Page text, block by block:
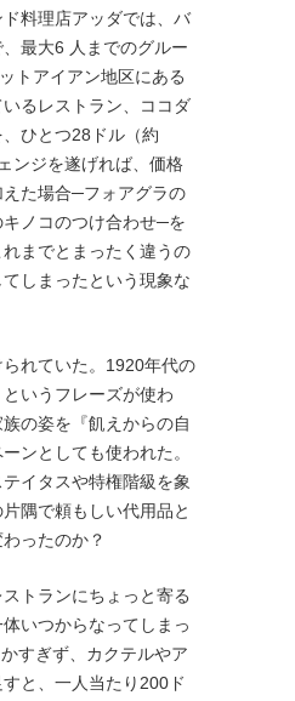
料理店アッダでは、バ
最大6 人までのグルー
トアイアン地区にある
るレストラン、ココダ
ひとつ28ドル（約
ンジを遂げれば、価格
た場合─フォアグラの
ノコのつけ合わせ─を
までとまったく違うの
しまったという現象な
れていた。1920年代の
いうフレーズが使わ
の姿を『飢えからの自
ンとしても使われた。
イタスや特権階級を象
隅で頼もしい代用品と
ったのか？
トランにちょっと寄る
いつからなってしまっ
すぎず、カクテルやア
と、一人当たり200ド